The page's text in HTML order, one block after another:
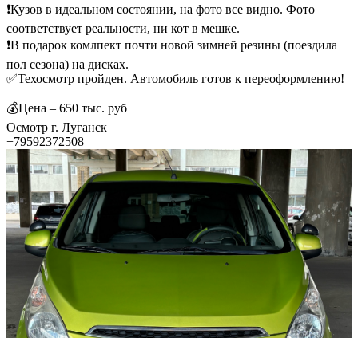
❗️Кузов в идеальном состоянии, на фото все видно. Фото
соответствует реальности, ни кот в мешке.
❗️В подарок комлпект почти новой зимней резины (поездила
пол сезона) на дисках.
✅Техосмотр пройден. Автомобиль готов к переоформлению!
💰Цена – 650 тыс. руб
Осмотр г. Луганск
+79592372508